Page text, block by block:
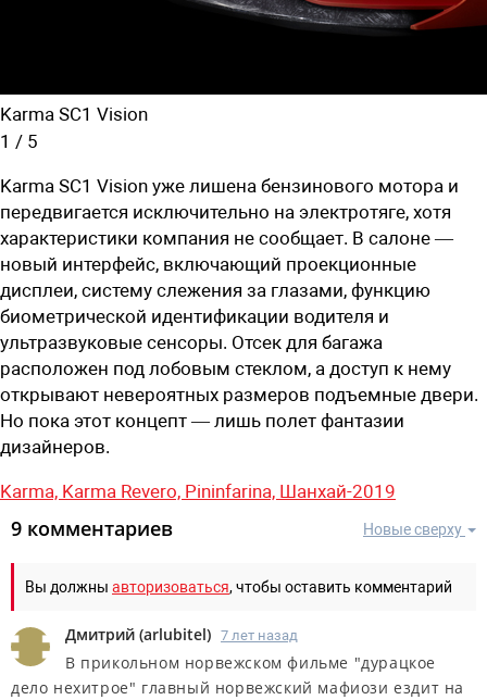
Karma SC1 Vision
1 / 5
Karma SC1 Vision уже лишена бензинового мотора и
передвигается исключительно на электротяге, хотя
характеристики компания не сообщает. В салоне —
новый интерфейс, включающий проекционные
дисплеи, систему слежения за глазами, функцию
биометрической идентификации водителя и
ультразвуковые сенсоры. Отсек для багажа
расположен под лобовым стеклом, а доступ к нему
открывают невероятных размеров подъемные двери.
Но пока этот концепт — лишь полет фантазии
дизайнеров.
Karma, Karma Revero, Pininfarina, Шанхай-2019
Новые сверху
9 комментариев
Вы должны авторизоваться, чтобы оставить комментарий
Дмитрий (arlubitel) 7 лет назад
В прикольном норвежском фильме "дурацкое
дело нехитрое" главный норвежский мафиози ездит на